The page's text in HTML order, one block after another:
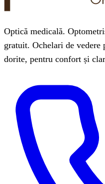
Optică medicală.
gratuit. Ochelari de vedere
dorite, pentru confort și